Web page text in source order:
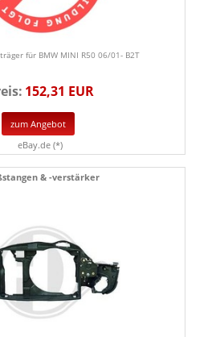
für BMW MINI R50 06/01- B2T
152,31 EUR
zum Angebot
eBay.de (*)
& -verstärker